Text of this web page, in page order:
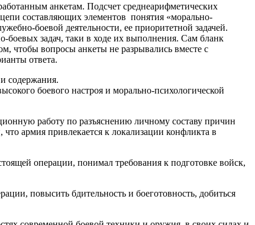
анкетам. Подсчет среднеарифметических
составляющих элементов понятия «морально-
боевой деятельности, ее приоритетной задачей.
задач, таки в ходе их выполнения. Сам бланк
чтобы вопросы анкеты не разрывались вместе с
ответа.
содержания.
боевого настроя и морально-психологической
работу по разъяснению личному составу причин
армия привлекается к локализации конфликта в
операции, понимал требования к подготовке войск,
повысить бдительность и боеготовность, добиться